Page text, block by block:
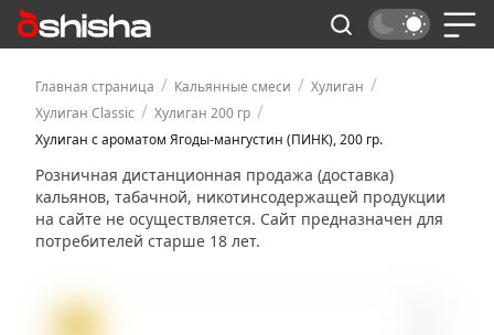
Главная страница / Кальянные смеси / Хулиган /
Хулиган Classic / Хулиган 200 гр /
Хулиган с ароматом Ягоды-мангустин (ПИНК), 200 гр.
Розничная дистанционная продажа (доставка)
кальянов, табачной, никотинсодержащей продукции
на сайте не осуществляется. Сайт предназначен для
потребителей старше 18 лет.